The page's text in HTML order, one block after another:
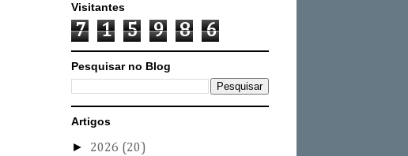
Visitantes
7 1 5 9 8 6
Pesquisar no Blog
Artigos
► 2026 (20)